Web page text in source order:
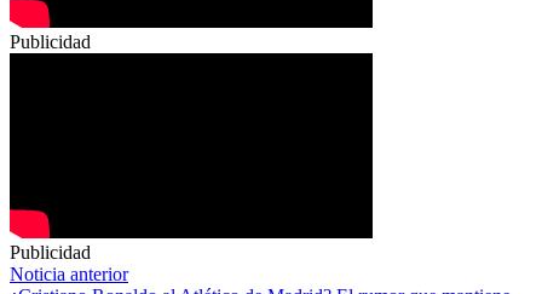
Publicidad
Publicidad
Navegación
Noticia anterior